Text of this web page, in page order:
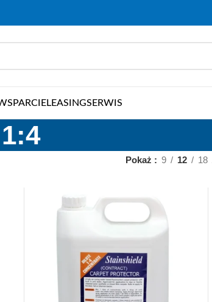
LEASINGSERWIS
1:4
Pokaż 9 12 18